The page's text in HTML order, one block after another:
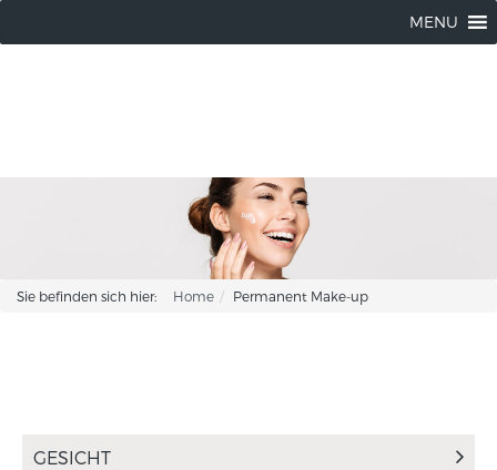
MENU
Sie befinden sich hier: Home Permanent Make-up
GESICHT